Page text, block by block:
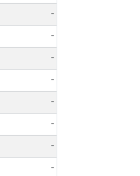
-
-
-
-
-
-
-
-